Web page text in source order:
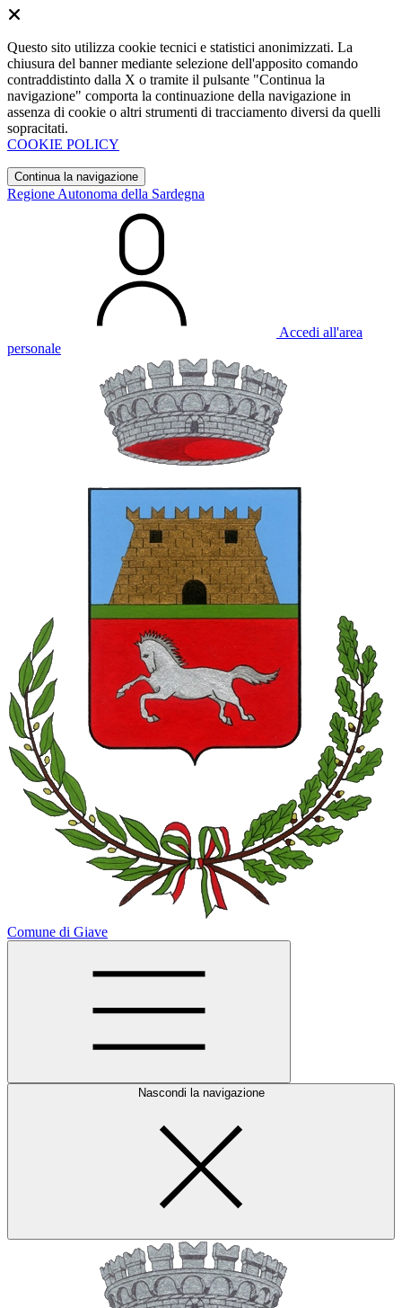
Questo sito utilizza cookie tecnici e statistici anonimizzati. La
chiusura del banner mediante selezione dell'apposito comando
contraddistinto dalla X o tramite il pulsante "Continua la
navigazione" comporta la continuazione della navigazione in
assenza di cookie o altri strumenti di tracciamento diversi da quelli
sopracitati.
COOKIE POLICY
Continua la navigazione
Regione Autonoma della Sardegna
Accedi all'area
personale
Comune di Giave
Nascondi la navigazione